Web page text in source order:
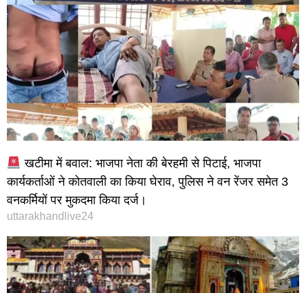
खटीमा में बवाल: भाजपा नेता की बेरहमी से पिटाई, भाजपा
कार्यकर्ताओं ने कोतवाली का किया घेराव, पुलिस ने वन रेंजर समेत 3
वनकर्मियों पर मुकदमा किया दर्ज।
uttarakhandlive24